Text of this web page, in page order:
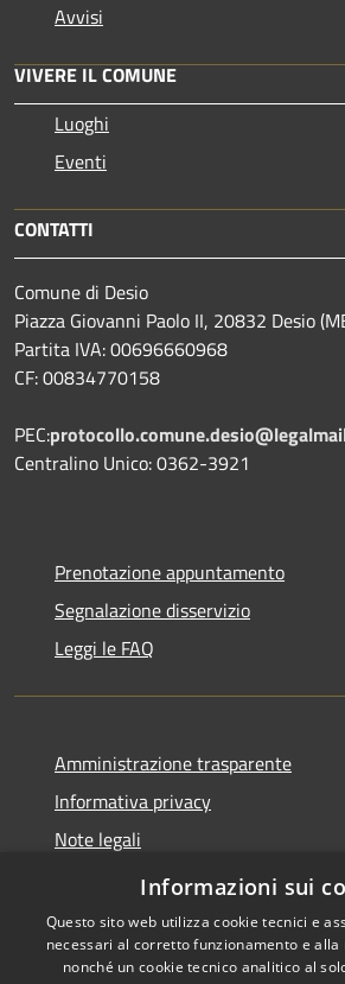
Avvisi
VIVERE IL COMUNE
Luoghi
Eventi
CONTATTI
Comune di Desio
Piazza Giovanni Paolo II, 20832 Desio
Partita IVA: 00696660968
CF: 00834770158
PEC:
Centralino Unico: 0362-3921
Prenotazione appuntamento
Segnalazione disservizio
Leggi le FAQ
Amministrazione trasparente
Informativa privacy
Note legali
Dichiarazione di accessibilità
Informazioni sui
Questo sito web utilizza cookie tecnici e
necessari al corretto funzionamento e alla
nonché un cookie tecnico analitico al